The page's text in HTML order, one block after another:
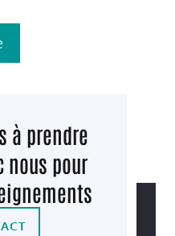
à prendre
nous pour